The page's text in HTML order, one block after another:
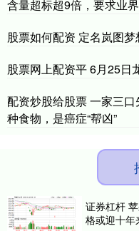
含量超标超9倍，要求业
股票如何配资 定名岚图
股票网上配资平 6月25日
配资炒股给股票 一家三
种食物，是癌症“帮凶”
证券杠杆
格或迎十年